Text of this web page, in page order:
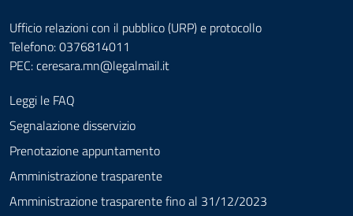
Ufficio relazioni con il pubblico (URP) e protocollo
Telefono: 0376814011
PEC:ceresara.mn@legalmail.it
Leggi le FAQ
Segnalazione disservizio
Prenotazione appuntamento
Amministrazione trasparente
Amministrazione trasparente fino al 31/12/2023